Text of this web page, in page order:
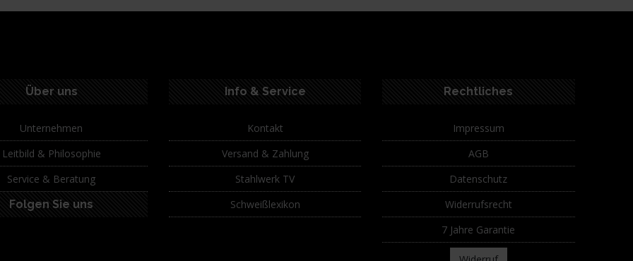
Über uns
Unternehmen
Leitbild & Philosophie
Service & Beratung
Folgen Sie uns
Info & Service
Kontakt
Versand & Zahlung
Stahlwerk TV
Schweißlexikon
Rechtliches
Impressum
AGB
Datenschutz
Widerrufsrecht
7 Jahre Garantie